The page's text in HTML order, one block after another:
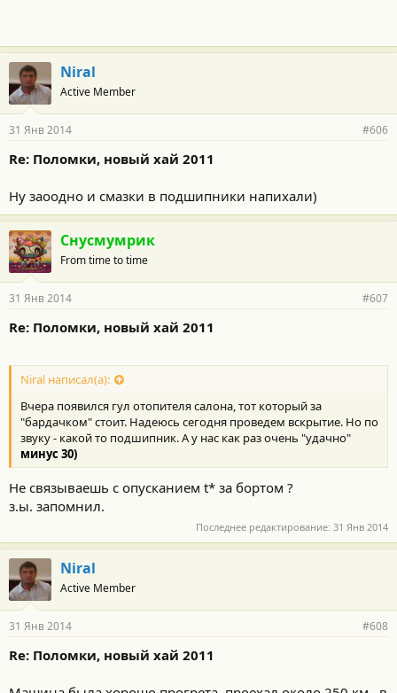
Niral
Active Member
31 Янв 2014 #606
Re: Поломки, новый хай 2011
Ну заоодно и смазки в подшипники напихали)
Снусмумрик
From time to time
31 Янв 2014 #607
Re: Поломки, новый хай 2011
Niral написал(а):
Вчера появился гул отопителя салона, тот который за
"бардачком" стоит. Надеюсь сегодня проведем вскрытие. Но по
звуку - какой то подшипник. А у нас как раз очень "удачно"
минус 30)
Не связываешь с опусканием t* за бортом ?
з.ы. запомнил.
Последнее редактирование: 31 Янв 2014
Niral
Active Member
31 Янв 2014 #608
Re: Поломки, новый хай 2011